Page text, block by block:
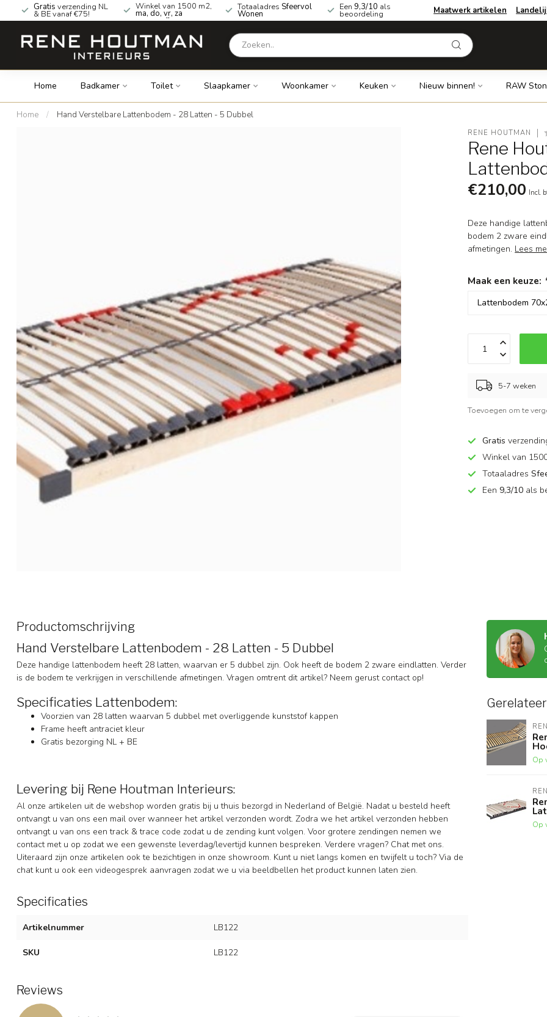
Gratis verzending NL
& BE vanaf €75!
Winkel van 1500 m2,
ma, do, vr, za
geopend!
Totaaladres Sfeervol
Wonen
Een 9,3/10 als
beoordeling Maatwerk artikelen
Home Badkamer Toilet Slaapkamer Woonkamer Keuken Nieuw binnen! RAW
Home / Hand Verstelbare Lattenbodem - 28 Latten - 5 Dubbel
RENE HOUTMAN
Rene
€210,00 Incl.
Deze handige
bodem 2 zware
afmetingen. Lees
Maak een keuze:
5-7 weken
Toevoegen om te
Gratis
Winkel van
Totaaladres
Een 9,3/10 als
Productomschrijving
Hand Verstelbare Lattenbodem - 28 Latten - 5 Dubbel
Deze handige lattenbodem heeft 28 latten, waarvan er 5 dubbel zijn. Ook heeft de bodem 2 zware eindlatten. Verder
is de bodem te verkrijgen in verschillende afmetingen. Vragen omtrent dit artikel? Neem gerust contact op!
Specificaties Lattenbodem:
Voorzien van 28 latten waarvan 5 dubbel met overliggende kunststof kappen
Frame heeft antraciet kleur
Gratis bezorging NL + BE
Levering bij Rene Houtman Interieurs:
Al onze artikelen uit de webshop worden gratis bij u thuis bezorgd in Nederland of België. Nadat u besteld heeft
ontvangt u van ons een mail over wanneer het artikel verzonden wordt. Zodra we het artikel verzonden hebben
ontvangt u van ons een track & trace code zodat u de zending kunt volgen. Voor grotere zendingen nemen we
contact met u op zodat we een gewenste leverdag/levertijd kunnen bespreken. Verdere vragen? Chat met ons.
Uiteraard zijn onze artikelen ook te bezichtigen in onze showroom. Kunt u niet langs komen en twijfelt u toch? Via de
chat kunt u ook een videogesprek aanvragen zodat we u via beeldbellen het product kunnen laten zien.
Specificaties
Artikelnummer LB122
SKU LB122
Reviews
Op
Op